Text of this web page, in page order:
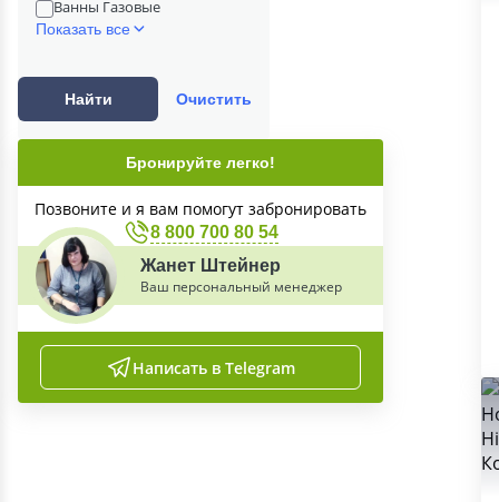
Ванны Газовые
Показать все
Найти Очистить
Бронируйте легко!
Позвоните и я вам помогут забронировать
8 800 700 80 54
Жанет Штейнер
Ваш персональный менеджер
Написать в Telegram